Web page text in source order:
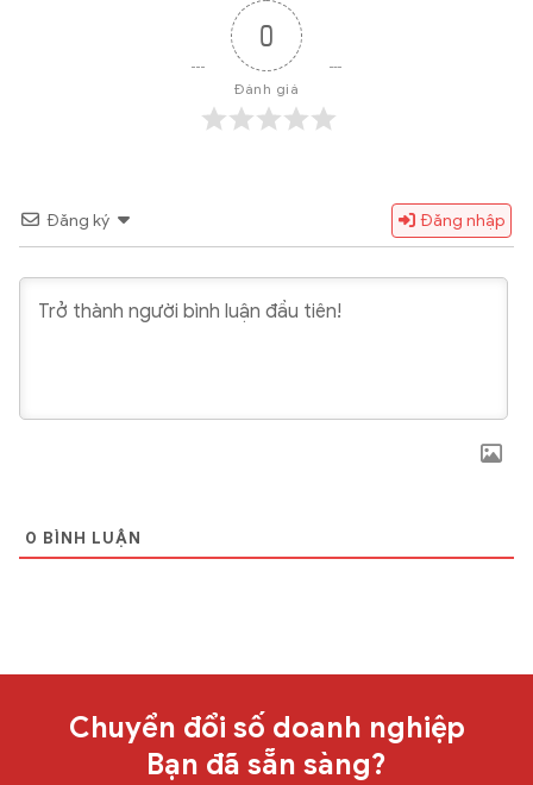
0
Đánh giá
Đăng ký Đăng nhập
0 BÌNH LUẬN
Chuyển đổi số doanh nghiệp
Bạn đã sẵn sàng?